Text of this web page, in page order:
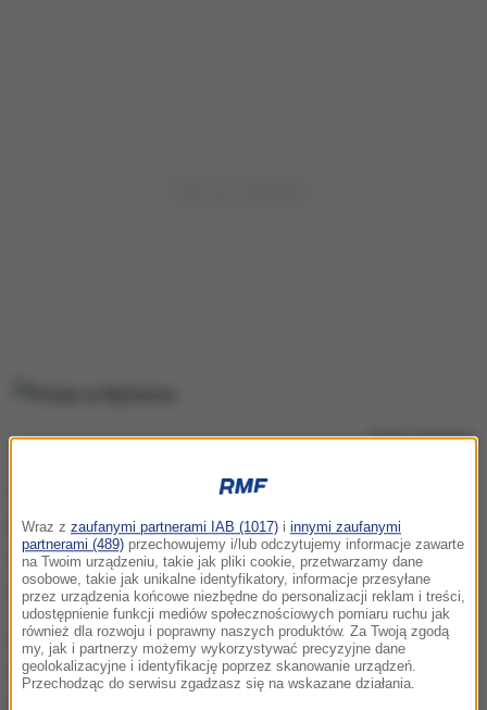
Pożar w Bytomiu
wpłynęło po godz. 6:00. Ogień
pojawił się w kawalerce na pierwszym piętrze. Gdy
strażacy przyjechali na miejsce,płomienie
wychodziły już przez okno.
Sześć osób opuściło budynek o własnych siłach.
Ratownicyewakuowalikolejne trzy osoby z
Wraz z zaufanymi partnerami IAB (1017) i innymi zaufanymi
partnerami (489) przechowujemy i/lub odczytujemy informacje zawarte
na Twoim urządzeniu, takie jak pliki cookie, przetwarzamy dane
osobowe, takie jak unikalne identyfikatory, informacje przesyłane
przez urządzenia końcowe niezbędne do personalizacji reklam i treści,
udostępnienie funkcji mediów społecznościowych pomiaru ruchu jak
również dla rozwoju i poprawny naszych produktów. Za Twoją zgodą
my, jak i partnerzy możemy wykorzystywać precyzyjne dane
geolokalizacyjne i identyfikację poprzez skanowanie urządzeń.
Przechodząc do serwisu zgadzasz się na wskazane działania.